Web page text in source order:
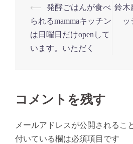
投
稿
ナ
ビ
シ
ン
⟵
発酵ごはんが食べ
られるmammaキッチン
は日曜日だけopenして
います。いただく
鈴木
ッ
コメントを残す
メールアドレスが公開されるこ
付いている欄は必須項目です